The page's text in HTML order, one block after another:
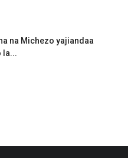
na Michezo yajiandaa
la...